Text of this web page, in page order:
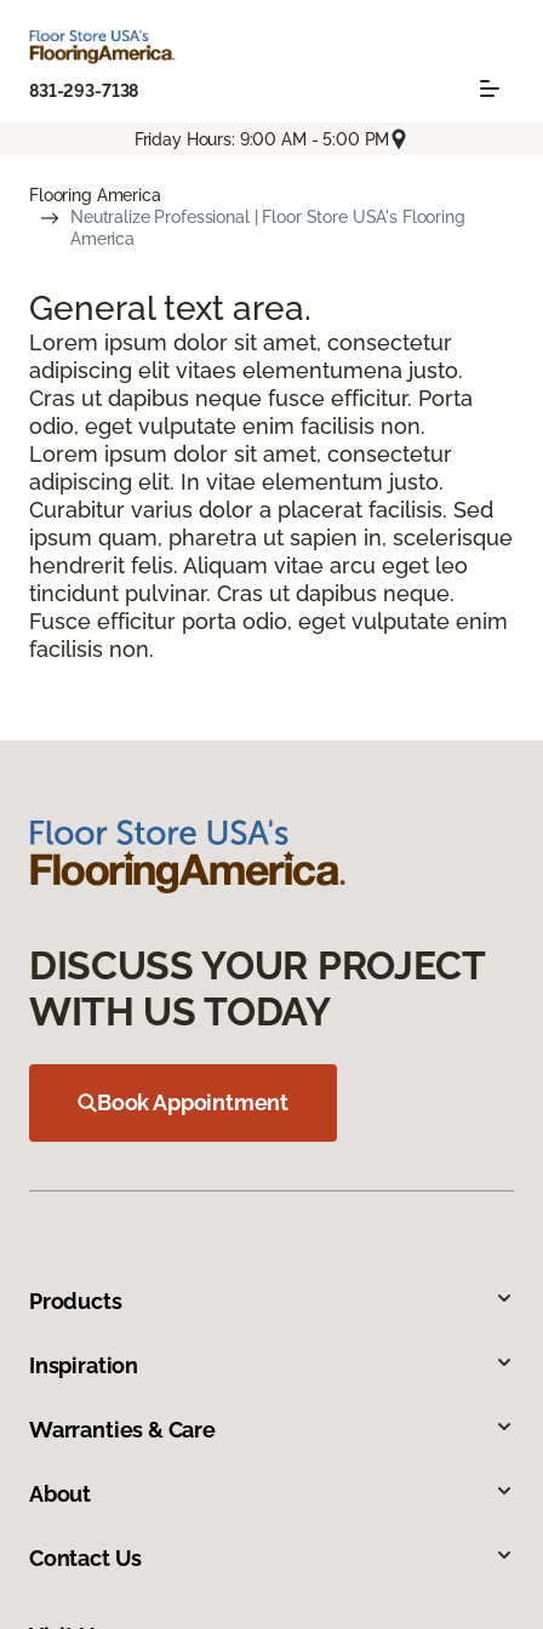
831-293-7138
Friday Hours: 9:00 AM - 5:00 PM
Flooring America
Neutralize Professional | Floor Store USA's Flooring
America
General text area.
Lorem ipsum dolor sit amet, consectetur
adipiscing elit vitaes elementumena justo.
Cras ut dapibus neque fusce efficitur. Porta
odio, eget vulputate enim facilisis non.
Lorem ipsum dolor sit amet, consectetur
adipiscing elit. In vitae elementum justo.
Curabitur varius dolor a placerat facilisis. Sed
ipsum quam, pharetra ut sapien in, scelerisque
hendrerit felis. Aliquam vitae arcu eget leo
tincidunt pulvinar. Cras ut dapibus neque.
Fusce efficitur porta odio, eget vulputate enim
facilisis non.
DISCUSS YOUR PROJECT
WITH US TODAY
Book Appointment
Products
Inspiration
Warranties & Care
About
Contact Us